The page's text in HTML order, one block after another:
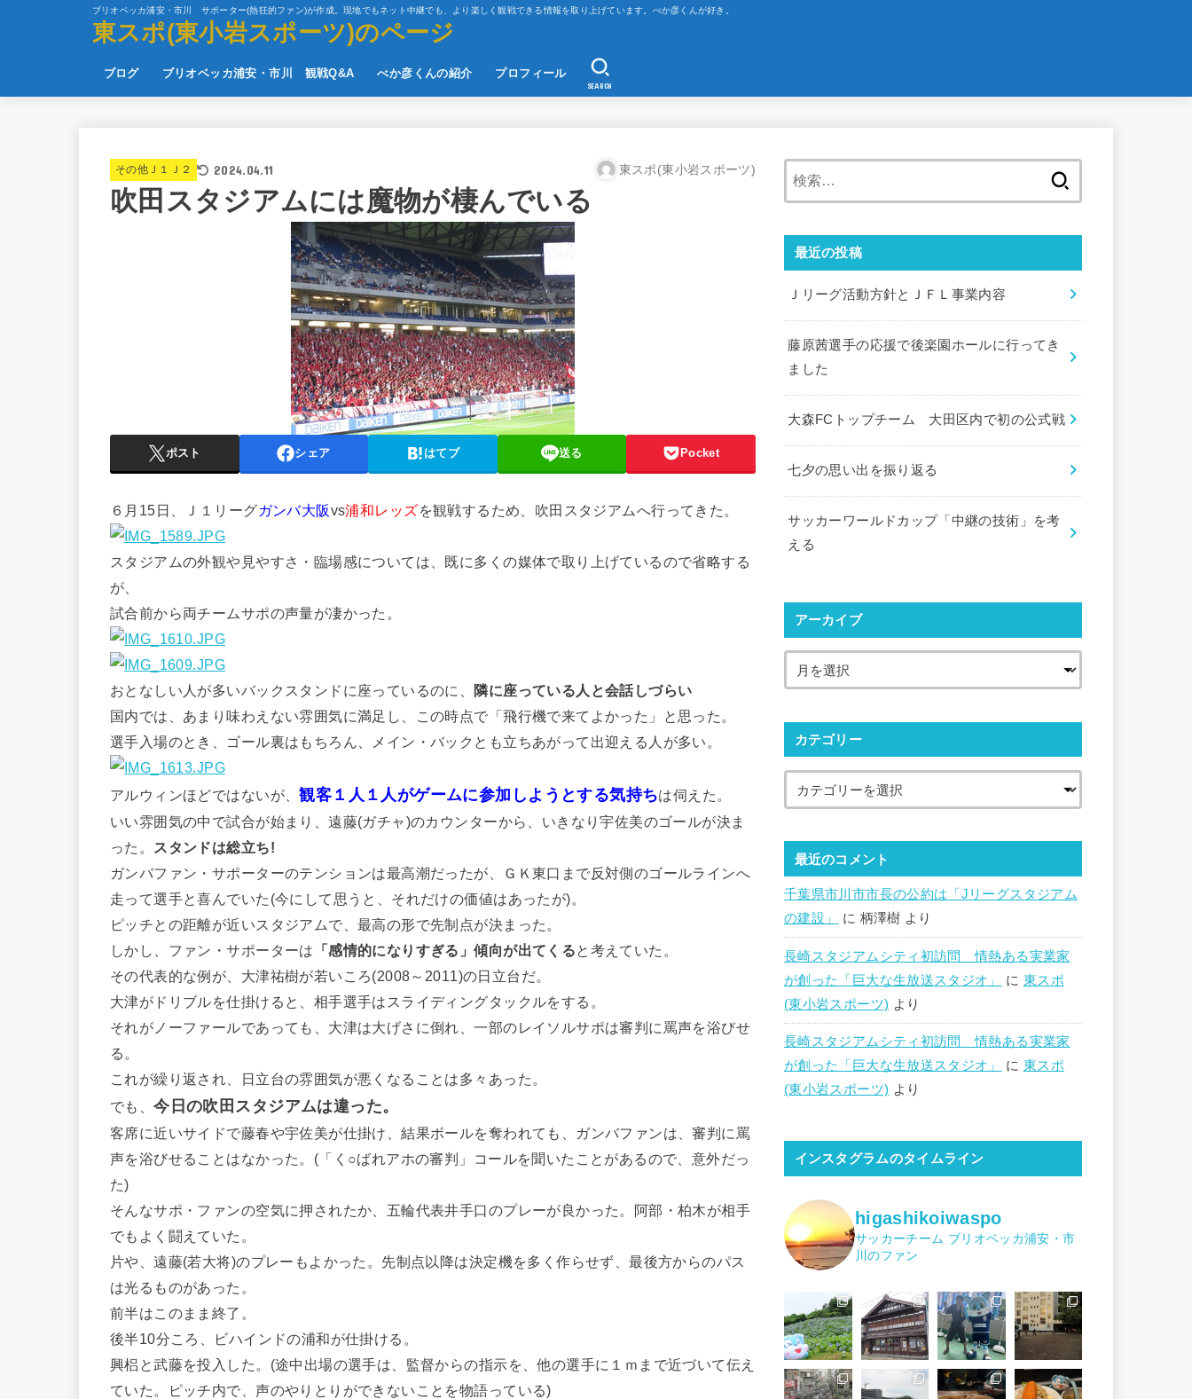
ブリオベッカ浦安・市川 サポーター(熱狂的ファン)が作成。現地でもネット中継でも、より楽しく観戦できる情報を取り上げています。べか彦くんが好き。
東スポ(東小岩スポーツ)のページ
ブログ ブリオベッカ浦安・市川 観戦Q&A べか彦くんの紹介 プロフィール
SEARCH
その他Ｊ１Ｊ２ 2024.04.11 東スポ(東小岩スポーツ)
吹田スタジアムには魔物が棲んでいる
ポスト シェア はてブ 送る Pocket
６月15日、Ｊ１リーグガンバ大阪vs浦和レッズを観戦するため、吹田スタジアムへ行ってきた。
スタジアムの外観や見やすさ・臨場感については、既に多くの媒体で取り上げているので省略する
が、
試合前から両チームサポの声量が凄かった。
おとなしい人が多いバックスタンドに座っているのに、 隣に座っている人と会話しづらい
国内では、あまり味わえない雰囲気に満足し、この時点で「飛行機で来てよかった」と思った。
選手入場のとき、ゴール裏はもちろん、メイン・バックとも立ちあがって出迎える人が多い。
アルウィンほどではないが、観客１人１人がゲームに参加しようとする気持ちは伺えた。
いい雰囲気の中で試合が始まり、遠藤(ガチャ)のカウンターから、いきなり宇佐美のゴールが決ま
った。 スタンドは総立ち!
ガンバファン・サポーターのテンションは最高潮だったが、ＧＫ東口まで反対側のゴールラインへ
走って選手と喜んでいた(今にして思うと、それだけの価値はあったが)。
ピッチとの距離が近いスタジアムで、最高の形で先制点が決まった。
しかし、ファン・サポーターは 「感情的になりすぎる」傾向が出てくる と考えていた。
その代表的な例が、大津祐樹が若いころ(2008～2011)の日立台だ。
大津がドリブルを仕掛けると、相手選手はスライディングタックルをする。
それがノーファールであっても、大津は大げさに倒れ、一部のレイソルサポは審判に罵声を浴びせ
る。
これが繰り返され、日立台の雰囲気が悪くなることは多々あった。
でも、今日の吹田スタジアムは違った。
客席に近いサイドで藤春や宇佐美が仕掛け、結果ボールを奪われても、ガンバファンは、審判に罵
声を浴びせることはなかった。(「く○ばれアホの審判」コールを聞いたことがあるので、意外だっ
た)
そんなサポ・ファンの空気に押されたか、五輪代表井手口のプレーが良かった。阿部・柏木が相手
でもよく闘えていた。
片や、遠藤(若大将)のプレーもよかった。先制点以降は決定機を多く作らせず、最後方からのパス
は光るものがあった。
前半はこのまま終了。
後半10分ころ、ビハインドの浦和が仕掛ける。
興梠と武藤を投入した。(途中出場の選手は、監督からの指示を、他の選手に１ｍまで近づいて伝え
ていた。ピッチ内で、声のやりとりができないことを物語っている)
最近の投稿
Ｊリーグ活動方針とＪＦＬ事業内容
藤原茜選手の応援で後楽園ホールに行ってき
ました
大森FCトップチーム 大田区内で初の公式戦
七夕の思い出を振り返る
サッカーワールドカップ「中継の技術」を考
える
アーカイブ
カテゴリー
最近のコメント
千葉県市川市市長の公約は「Jリーグスタジアム
の建設」
に 柄澤樹 より
長崎スタジアムシティ初訪問 情熱ある実業家
が創った「巨大な生放送スタジオ」
に 東スポ
(東小岩スポーツ) より
長崎スタジアムシティ初訪問 情熱ある実業家
が創った「巨大な生放送スタジオ」
に 東スポ
(東小岩スポーツ) より
インスタグラムのタイムライン
higashikoiwaspo
サッカーチーム ブリオベッカ浦安・市
川のファン